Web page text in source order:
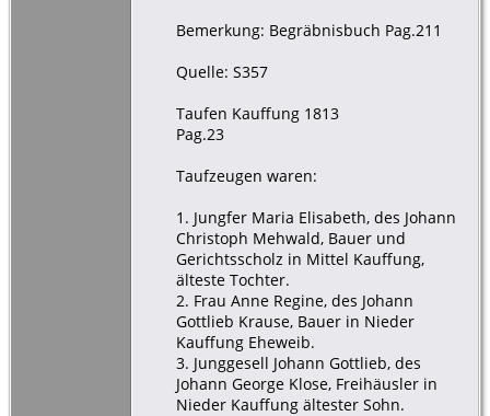
Bemerkung: Begräbnisbuch Pag.211
Quelle: S357
Taufen Kauffung 1813
Pag.23
Taufzeugen waren:
1. Jungfer Maria Elisabeth, des Johann
Christoph Mehwald, Bauer und
Gerichtsscholz in Mittel Kauffung,
älteste Tochter.
2. Frau Anne Regine, des Johann
Gottlieb Krause, Bauer in Nieder
Kauffung Eheweib.
3. Junggesell Johann Gottlieb, des
Johann George Klose, Freihäusler in
Nieder Kauffung ältester Sohn.